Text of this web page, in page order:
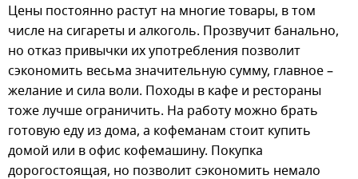
Цены постоянно растут на многие товары, в том
числе на сигареты и алкоголь. Прозвучит банально,
но отказ привычки их употребления позволит
сэкономить весьма значительную сумму, главное –
желание и сила воли. Походы в кафе и рестораны
тоже лучше ограничить. На работу можно брать
готовую еду из дома, а кофеманам стоит купить
домой или в офис кофемашину. Покупка
дорогостоящая, но позволит сэкономить немало